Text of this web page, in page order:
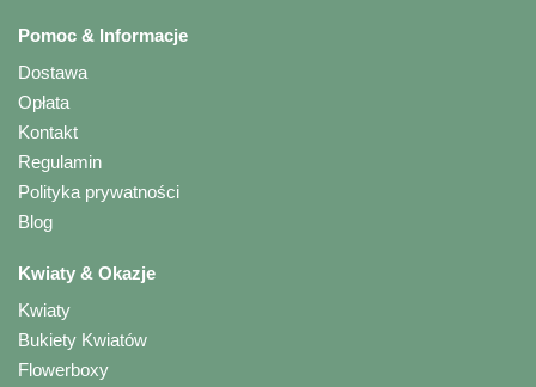
Pomoc & Informacje
Dostawa
Opłata
Kontakt
Regulamin
Polityka prywatności
Blog
Kwiaty & Okazje
Kwiaty
Bukiety Kwiatów
Flowerboxy